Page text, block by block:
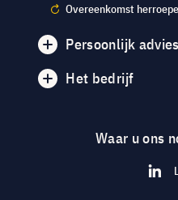
Overeenkomst
Persoonlijk advies
Het bedrijf
Waar u ons